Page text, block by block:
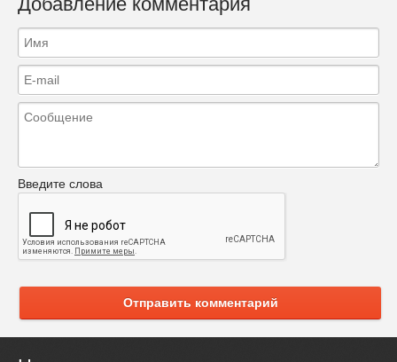
Введите слова
Отправить комментарий